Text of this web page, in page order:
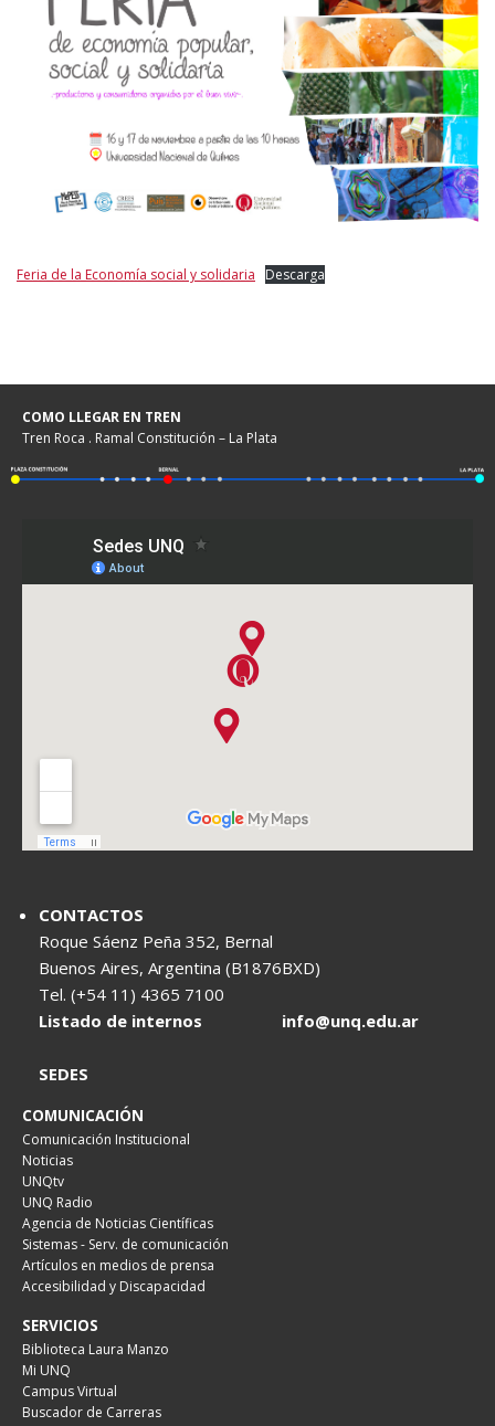
Feria de la Economía social y solidaria Descarga
COMO LLEGAR EN TREN
Tren Roca . Ramal Constitución – La Plata
CONTACTOS
Roque Sáenz Peña 352, Bernal
Buenos Aires, Argentina (B1876BXD)
Tel. (+54 11) 4365 7100
Listado de internos
info@unq.edu.ar
SEDES
COMUNICACIÓN
Comunicación Institucional
Noticias
UNQtv
UNQ Radio
Agencia de Noticias Científicas
Sistemas - Serv. de comunicación
Artículos en medios de prensa
Accesibilidad y Discapacidad
SERVICIOS
Biblioteca Laura Manzo
Mi UNQ
Campus Virtual
Buscador de Carreras